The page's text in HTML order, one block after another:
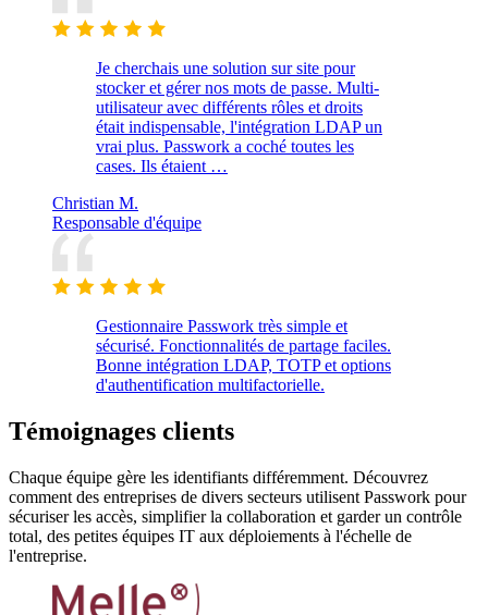
Je cherchais une solution sur site pour
stocker et gérer nos mots de passe. Multi-
utilisateur avec différents rôles et droits
était indispensable, l'intégration LDAP un
vrai plus. Passwork a coché toutes les
cases. Ils étaient …
Christian M.
Responsable d'équipe
Gestionnaire Passwork très simple et
sécurisé. Fonctionnalités de partage faciles.
Bonne intégration LDAP, TOTP et options
d'authentification multifactorielle.
Témoignages clients
Chaque équipe gère les identifiants différemment. Découvrez
comment des entreprises de divers secteurs utilisent Passwork pour
sécuriser les accès, simplifier la collaboration et garder un contrôle
total, des petites équipes IT aux déploiements à l'échelle de
l'entreprise.